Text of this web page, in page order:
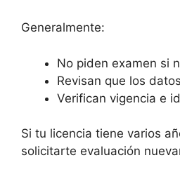
Generalmente:
No piden examen si
Revisan que los
Verifican vigencia e
Si tu licencia tiene varios
solicitarte evaluación